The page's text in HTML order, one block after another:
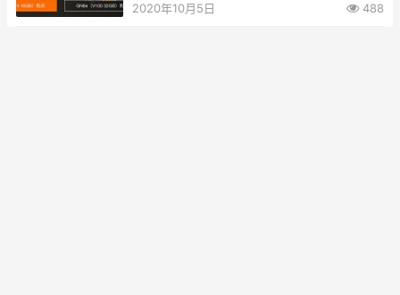
2020年10月5日 488